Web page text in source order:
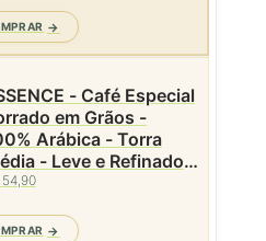
- Café Especial
em Grãos -
Arábica - Torra
- Leve e Refinado -
MG - Lata
54,90